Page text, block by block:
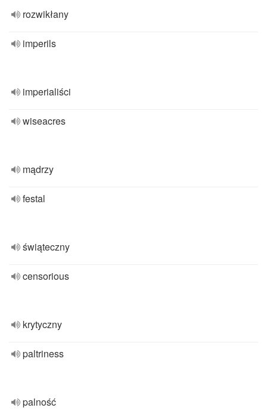
rozwikłany
imperils
imperialiści
wiseacres
mądrzy
festal
świąteczny
censorious
krytyczny
paltriness
palność